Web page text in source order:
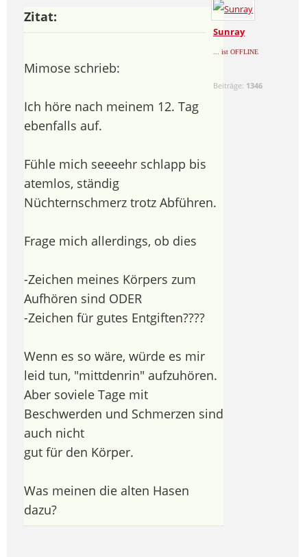
Sunray
... ist OFFLINE
Beiträge: 1346
Zitat:
Mimose schrieb:
Ich höre nach meinem 12. Tag
ebenfalls auf.
Fühle mich seeeehr schlapp bis
atemlos, ständig
Nüchternschmerz trotz Abführen.
Frage mich allerdings, ob dies
-Zeichen meines Körpers zum
Aufhören sind ODER
-Zeichen für gutes Entgiften????
Wenn es so wäre, würde es mir
leid tun, "mittdenrin" aufzuhören.
Aber soviele Tage mit
Beschwerden und Schmerzen sind
auch nicht
gut für den Körper.
Was meinen die alten Hasen
dazu?